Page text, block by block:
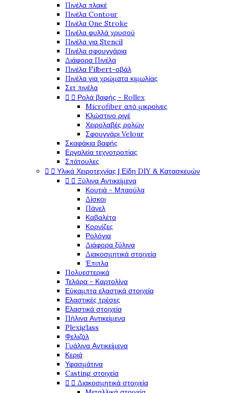
Πινέλα πλακέ
Πινέλα Contour
Πινέλα One Stroke
Πινέλα φυλλά χρυσού
Πινέλα για Stencil
Πινέλα σφουγγάρια
Διάφορα Πινέλα
Πινέλα Filbert-οβάλ
Πινέλα για χρώματα κιμωλίας
Σετ πινέλα
  Ρολά βαφής - Rollex
Microfiber από μικροίνες
Κλώστινο ριγέ
Χειρολαβές ρολών
Σφουγγάρι Velour
Σκαφάκια βαφής
Εργαλεία τεχνοτροπίας
Σπάτουλες
  Υλικά Χειροτεχνίας | Είδη DIY & Κατασκευών
  Ξύλινα Αντικείμενα
Κουτιά - Μπαούλα
Δίσκοι
Πάνελ
Καβαλέτα
Κορνίζες
Ρολόγια
Διάφορα ξύλινα
Διακοσμητικά στοιχεία
Έπιπλα
Πολυεστερικά
Τελάρα - Καρτολίνα
Εύκαμπτα ελαστικά στοιχεία
Ελαστικές τρέσες
Ελαστικά στοιχεία
Πήλινα Αντικείμενα
Plexiglass
Φελιζόλ
Γυάλινα Αντικείμενα
Κεριά
Υφασμάτινα
Casting στοιχεία
  Διακοσμητικά στοιχεία